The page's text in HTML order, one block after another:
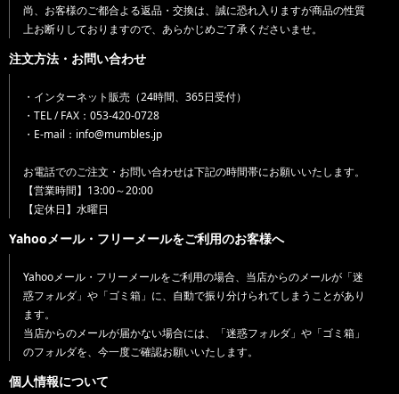
尚、お客様のご都合よる返品・交換は、誠に恐れ入りますが商品の性質
上お断りしておりますので、あらかじめご了承くださいませ。
注文方法・お問い合わせ
・インターネット販売（24時間、365日受付）
・TEL / FAX：053-420-0728
・E-mail：info@mumbles.jp
お電話でのご注文・お問い合わせは下記の時間帯にお願いいたします。
【営業時間】13:00～20:00
【定休日】水曜日
Yahooメール・フリーメールをご利用のお客様へ
Yahooメール・フリーメールをご利用の場合、当店からのメールが「迷
惑フォルダ」や「ゴミ箱」に、自動で振り分けられてしまうことがあり
ます。
当店からのメールが届かない場合には、「迷惑フォルダ」や「ゴミ箱」
のフォルダを、今一度ご確認お願いいたします。
個人情報について